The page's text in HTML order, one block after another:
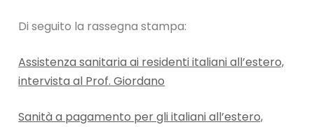
Di seguito la rassegna stampa:
Assistenza sanitaria ai residenti italiani all’estero,
intervista al Prof. Giordano
Sanità a pagamento per gli italiani all’estero,